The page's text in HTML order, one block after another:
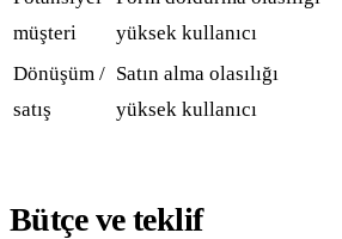
müşteri
yüksek kullanıcı
Dönüşüm /
satış
Satın alma olasılığı
yüksek kullanıcı
Bütçe ve teklif